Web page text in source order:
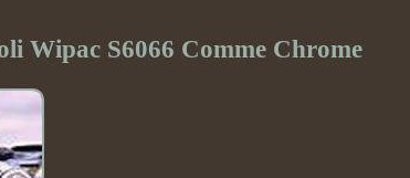
Wipac S6066 Comme Chrome